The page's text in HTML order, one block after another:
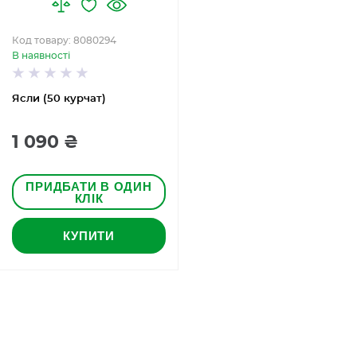
Ясли (50 курчат)
Код товару: 8080294
В наявності
1 090 ₴
ПРИДБАТИ В ОДИН
КЛІК
КУПИТИ